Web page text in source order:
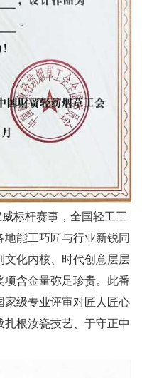
标杆赛事，全国轻工工
能工巧匠与行业新锐同
文化内核、时代创意层层
项含金量弥足珍贵。此番
家级专业评审对匠人匠心
根汝瓷技艺、于守正中